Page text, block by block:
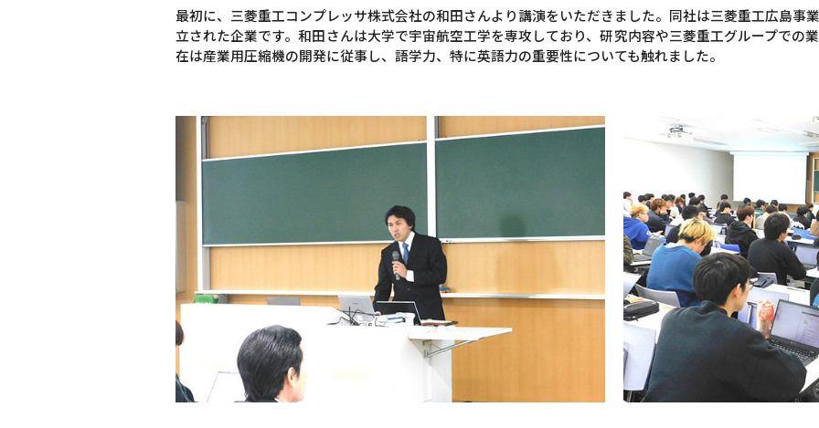
最初に、三菱重工コンプレッサ株式会社の和田さんより講演をいただきました。同社は三菱重工広島事
立された企業です。和田さんは大学で宇宙航空工学を専攻しており、研究内容や三菱重工グループでの
在は産業用圧縮機の開発に従事し、語学力、特に英語力の重要性についても触れました。